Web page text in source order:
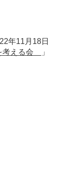
年11月18日
考える会 」